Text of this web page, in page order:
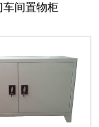
车间置物柜